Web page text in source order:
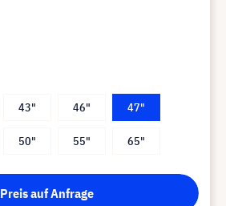
43" 46" 47"
50" 55" 65"
Preis auf Anfrage